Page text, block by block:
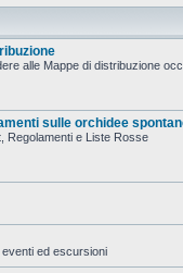
alle Mappe di distribuzione
sulle orchidee
Regolamenti e Liste Rosse
ed escursioni